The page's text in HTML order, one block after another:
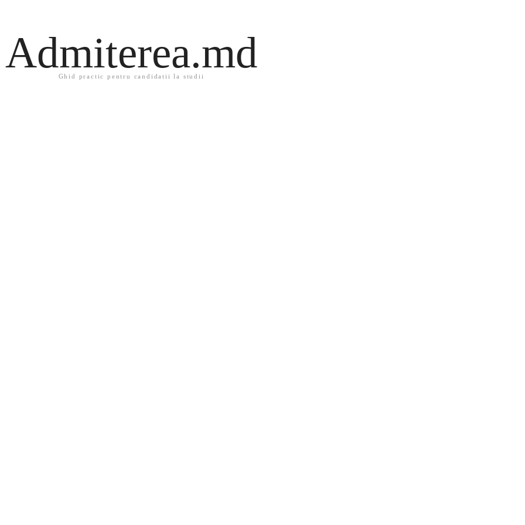
Admiterea.md
Ghid practic pentru candidatii la studii